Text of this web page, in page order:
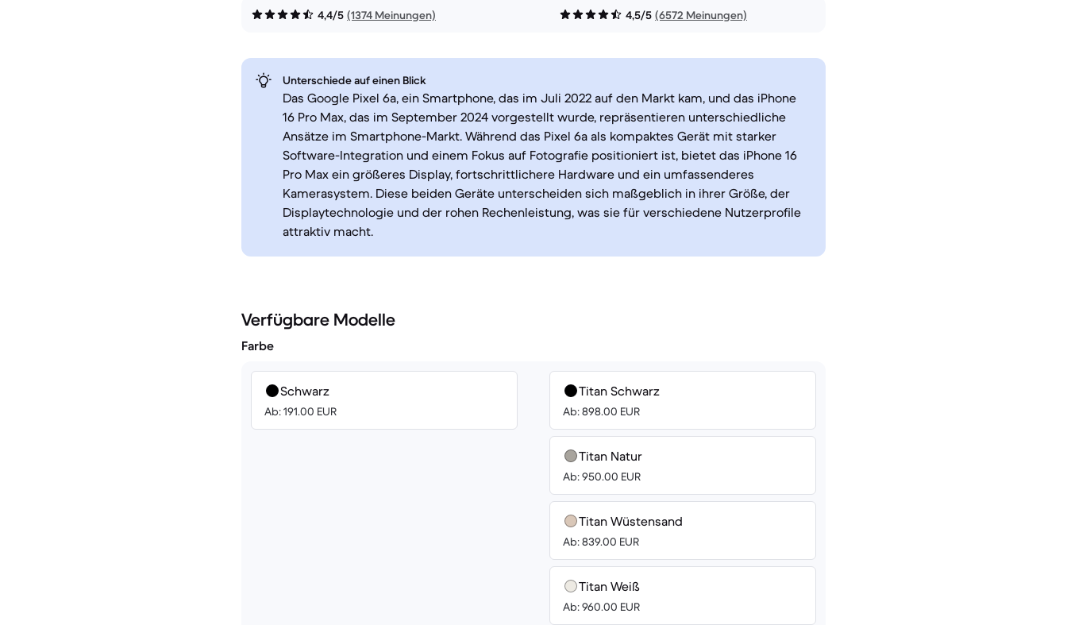
4,4/5 (1374 Meinungen) 4,5/5 (6572 Meinungen)
Unterschiede auf einen Blick
Das Google Pixel 6a, ein Smartphone, das im Juli 2022 auf den Markt kam, und das iPhone
16 Pro Max, das im September 2024 vorgestellt wurde, repräsentieren unterschiedliche
Ansätze im Smartphone-Markt. Während das Pixel 6a als kompaktes Gerät mit starker
Software-Integration und einem Fokus auf Fotografie positioniert ist, bietet das iPhone 16
Pro Max ein größeres Display, fortschrittlichere Hardware und ein umfassenderes
Kamerasystem. Diese beiden Geräte unterscheiden sich maßgeblich in ihrer Größe, der
Displaytechnologie und der rohen Rechenleistung, was sie für verschiedene Nutzerprofile
attraktiv macht.
Verfügbare Modelle
Farbe
Schwarz
Ab: 191.00 EUR
Titan Schwarz
Ab: 898.00 EUR
Titan Natur
Ab: 950.00 EUR
Titan Wüstensand
Ab: 839.00 EUR
Titan Weiß
Ab: 960.00 EUR